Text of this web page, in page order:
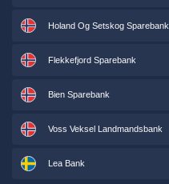
Holand Og Setskog Sparebank
Flekkefjord Sparebank
Bien Sparebank
Voss Veksel Landmandsbank
Lea Bank